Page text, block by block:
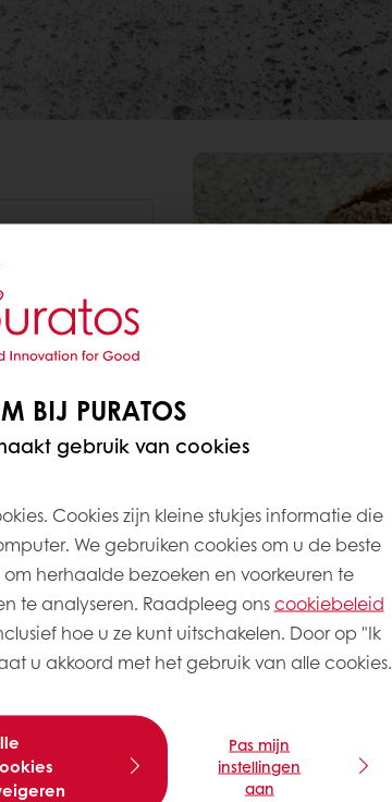
33,33
4
72
10
BIJ PURATOS
gebruik van cookies
Cookies zijn kleine stukjes informatie die
We gebruiken cookies om u de beste
herhaalde bezoeken en voorkeuren te
te analyseren. Raadpleeg onscookiebeleid
hoe u ze kunt uitschakelen. Door op "Ik
u akkoord met het gebruik van alle cookies.
Pas mijn
instellingen
aan